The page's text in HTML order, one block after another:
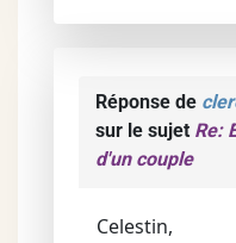
Réponse de
sur le sujet Re:
d'un couple
Celestin,